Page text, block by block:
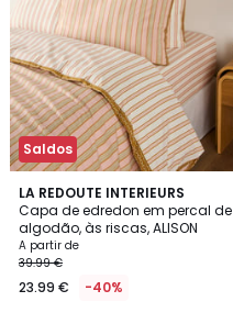
Saldos
LA REDOUTE INTERIEURS
Capa de edredon em percal de
algodão, às riscas, ALISON
A partir de
39.99 €
23.99 € -40%
5
/
5